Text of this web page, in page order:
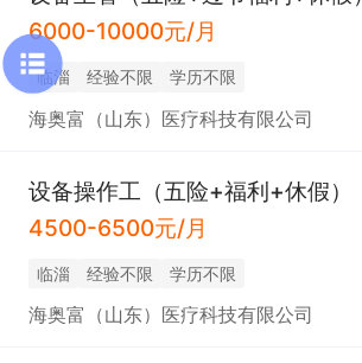
6000-10000元/月
临淄 经验不限 学历不限
海奥富（山东）医疗科技有限公司
设备操作工（五险+福利+休假）
4500-6500元/月
临淄 经验不限 学历不限
海奥富（山东）医疗科技有限公司